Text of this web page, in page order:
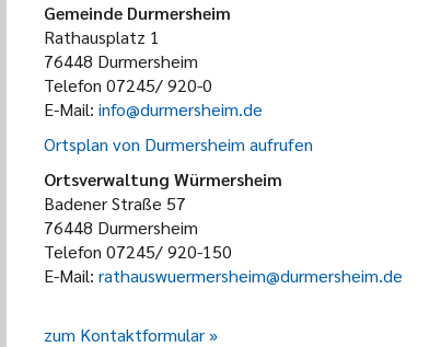
Gemeinde Durmersheim
Rathausplatz 1
76448 Durmersheim
Telefon 07245/ 920-0
E-Mail: info@durmersheim.de
Ortsplan von Durmersheim aufrufen
Ortsverwaltung Würmersheim
Badener Straße 57
76448 Durmersheim
Telefon 07245/ 920-150
E-Mail: rathauswuermersheim@durmersheim.de
zum Kontaktformular